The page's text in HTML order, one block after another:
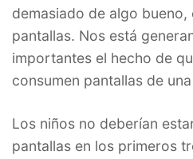
demasiado de algo
pantallas. Nos está
importantes el hecho de
consumen pantallas de
Los niños no deberían
pantallas en los primeros